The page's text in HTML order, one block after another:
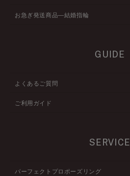
お急ぎ発送商品―結婚指輪
GUIDE
よくあるご質問
ご利用ガイド
SERVICE
パーフェクトプロポーズリング